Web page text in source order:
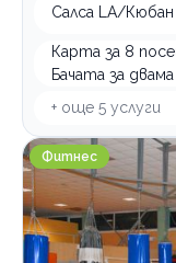
Салса LA/
Карта за 8
Бачата за двама
+ още 5 услуги
Фитнес СЛАВИЯ
Фитнес